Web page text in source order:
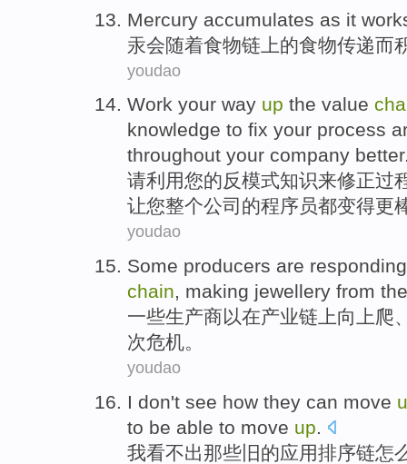
Mercury accumulates as it
汞会随着食物链 上的食物传递而
youdao
Work your way up the value
knowledge to fix your process
throughout your company better
请利用您的反模式知识来修正过
让您整个公司 的程序员都变得更
youdao
Some producers are
chain, making jewellery from
一些生产商以在产业链 上向上爬
次危机。
youdao
I don't see how they can move
to be able to move up.
我看不出那些 旧的应用排序链怎